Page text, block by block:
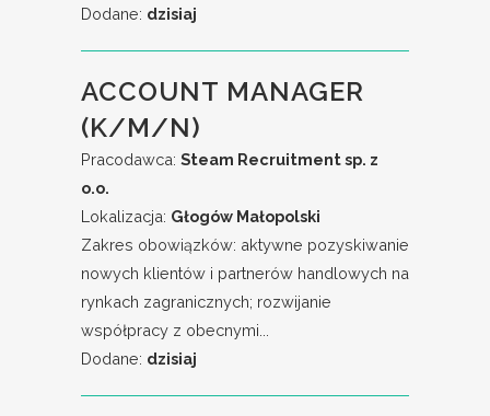
Dodane: dzisiaj
ACCOUNT MANAGER
(K/M/N)
Pracodawca: Steam Recruitment sp. z
o.o.
Lokalizacja: Głogów Małopolski
Zakres obowiązków: aktywne pozyskiwanie
nowych klientów i partnerów handlowych na
rynkach zagranicznych; rozwijanie
współpracy z obecnymi...
Dodane: dzisiaj